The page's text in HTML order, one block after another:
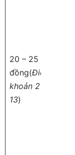
20 – 25 triệu
đồng(Điểm b
khoản 2 Điều
13)